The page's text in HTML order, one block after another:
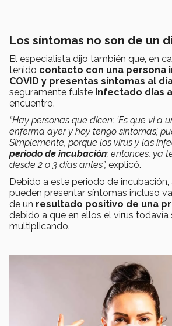
Los síntomas no son de un
El especialista dijo también que, en
tenido contacto con una persona
COVID y presentas síntomas al
seguramente fuiste infectado días
encuentro.
“Hay personas que dicen: ‘Es que vi a
enferma ayer y hoy tengo síntomas’,
Simplemente, porque los virus y las
periodo de incubación; entonces, ya
desde 2 o 3 días antes”, explicó.
Debido a este periodo de
pueden presentar síntomas incluso
de un resultado positivo de una
debido a que en ellos el virus todavía
multiplicando.